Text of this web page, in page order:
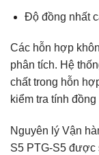
Độ đồng nhất
Các hỗn hợp
phân tích. Hệ
chất trong hỗn
kiểm tra tính đồng
Nguyên lý Vận
S5 PTG-S5 được